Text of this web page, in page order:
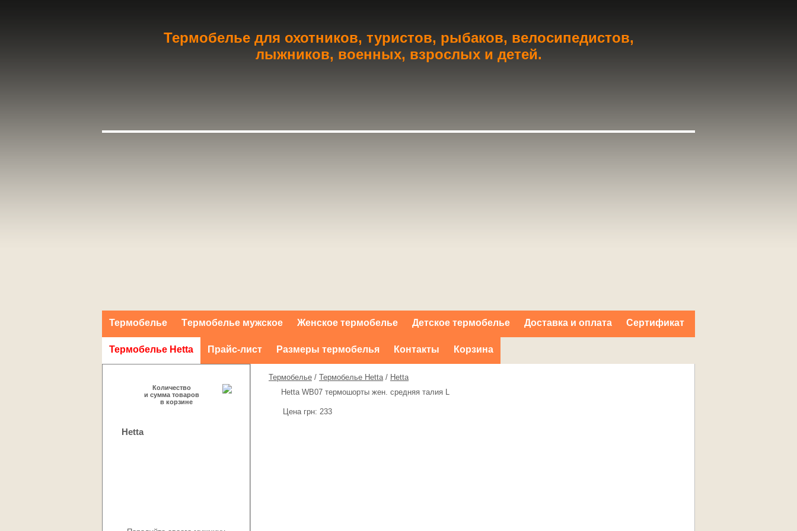
Термобелье для охотников, туристов, рыбаков, велосипедистов,
лыжников, военных, взрослых и детей.
Термобелье Tермобелье мужское Женское термобелье Детское термобелье Доставка и оплата Cертификат
Термобелье Hetta Прайс-лист Размеры термобелья Контакты Корзина
Количество
и сумма товаров
в корзине
Hetta
Термобелье / Термобелье Hetta/ Hetta
Hetta WB07 термошорты жен. средняя талия L
Цена грн: 233